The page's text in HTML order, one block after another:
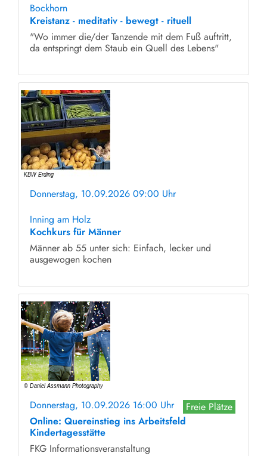
Bockhorn
Kreistanz - meditativ - bewegt - rituell
"Wo immer die/der Tanzende mit dem Fuß auftritt,
da entspringt dem Staub ein Quell des Lebens"
Donnerstag, 10.09.2026 09:00 Uhr
Inning am Holz
Kochkurs für Männer
Männer ab 55 unter sich: Einfach, lecker und
ausgewogen kochen
Donnerstag, 10.09.2026 16:00 Uhr
Freie Plätze
Online: Quereinstieg ins Arbeitsfeld
Kindertagesstätte
FKG Informationsveranstaltung